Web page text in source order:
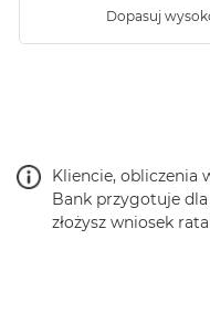
Dopasuj
Kliencie, obliczenia
Bank przygotuje
złożysz wniosek